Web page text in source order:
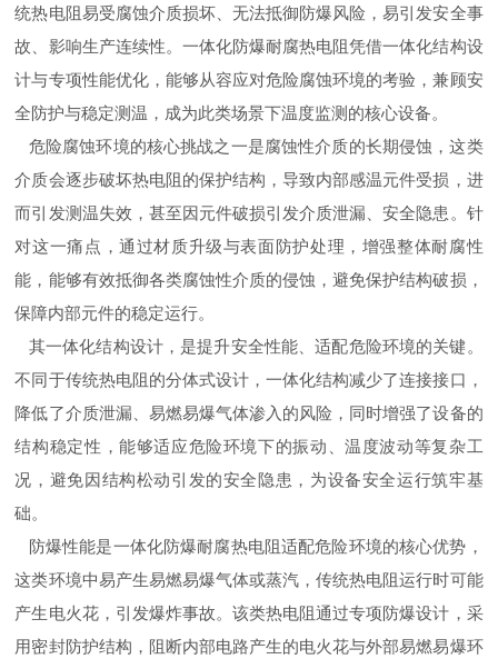
统热电阻易受腐蚀介质损坏、无法抵御防爆风险，易引发安全事
故、影响生产连续性。一体化防爆耐腐热电阻凭借一体化结构设
计与专项性能优化，能够从容应对危险腐蚀环境的考验，兼顾安
全防护与稳定测温，成为此类场景下温度监测的核心设备。
危险腐蚀环境的核心挑战之一是腐蚀性介质的长期侵蚀，这类
介质会逐步破坏热电阻的保护结构，导致内部感温元件受损，进
而引发测温失效，甚至因元件破损引发介质泄漏、安全隐患。针
对这一痛点，通过材质升级与表面防护处理，增强整体耐腐性
能，能够有效抵御各类腐蚀性介质的侵蚀，避免保护结构破损，
保障内部元件的稳定运行。
其一体化结构设计，是提升安全性能、适配危险环境的关键。
不同于传统热电阻的分体式设计，一体化结构减少了连接接口，
降低了介质泄漏、易燃易爆气体渗入的风险，同时增强了设备的
结构稳定性，能够适应危险环境下的振动、温度波动等复杂工
况，避免因结构松动引发的安全隐患，为设备安全运行筑牢基
础。
防爆性能是一体化防爆耐腐热电阻适配危险环境的核心优势，
这类环境中易产生易燃易爆气体或蒸汽，传统热电阻运行时可能
产生电火花，引发爆炸事故。该类热电阻通过专项防爆设计，采
用密封防护结构，阻断内部电路产生的电火花与外部易燃易爆环